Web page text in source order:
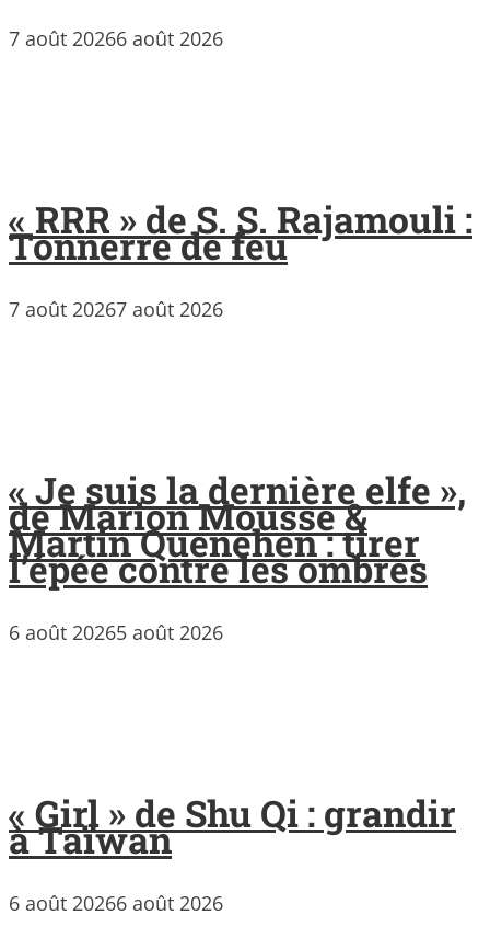
7 août 20266 août 2026
« RRR » de S. S. Rajamouli :
Tonnerre de feu
7 août 20267 août 2026
« Je suis la dernière elfe »,
de Marion Mousse &
Martin Quenehen : tirer
l’épée contre les ombres
6 août 20265 août 2026
« Girl » de Shu Qi : grandir
à Taïwan
6 août 20266 août 2026